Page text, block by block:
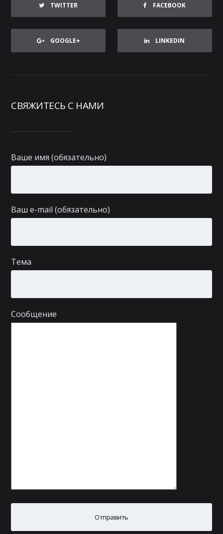
TWITTER FACEBOOK
GOOGLE+ LINKEDIN
СВЯЖИТЕСЬ С НАМИ
Ваше имя (обязательно)
Ваш e-mail (обязательно)
Тема
Сообщение